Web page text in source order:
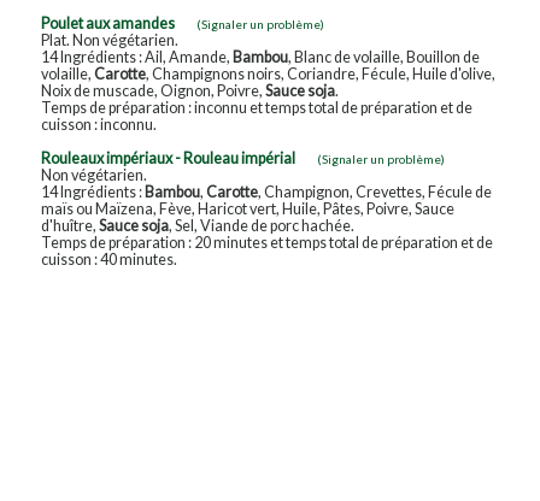
Poulet aux amandes
(Signaler un problème)
Plat. Non végétarien.
14 Ingrédients : Ail, Amande, Bambou, Blanc de volaille, Bouillon de
volaille, Carotte, Champignons noirs, Coriandre, Fécule, Huile d'olive,
Noix de muscade, Oignon, Poivre, Sauce soja.
Temps de préparation : inconnu et temps total de préparation et de
cuisson : inconnu.
Rouleaux impériaux - Rouleau impérial
(Signaler un problème)
Non végétarien.
14 Ingrédients : Bambou, Carotte, Champignon, Crevettes, Fécule de
maïs ou Maïzena, Fève, Haricot vert, Huile, Pâtes, Poivre, Sauce
d'huître, Sauce soja, Sel, Viande de porc hachée.
Temps de préparation : 20 minutes et temps total de préparation et de
cuisson : 40 minutes.